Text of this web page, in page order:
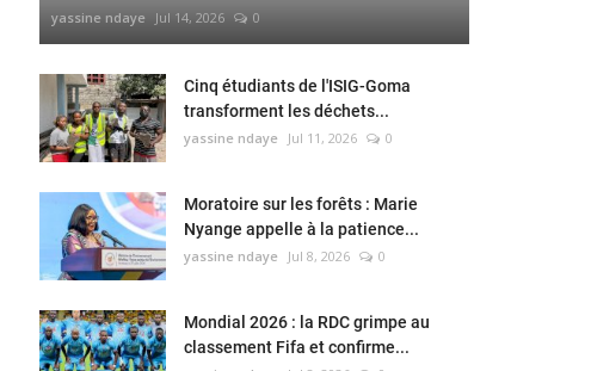
yassine ndaye Jul 14, 2026 0
Cinq étudiants de l'ISIG-Goma
transforment les déchets...
yassine ndaye Jul 11, 2026 0
Moratoire sur les forêts : Marie
Nyange appelle à la patience...
yassine ndaye Jul 8, 2026 0
Mondial 2026 : la RDC grimpe au
classement Fifa et confirme...